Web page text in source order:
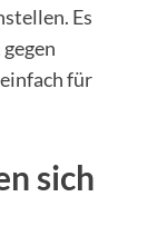
Es
für
sich